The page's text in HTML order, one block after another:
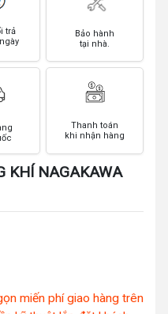
trả
Bảo hành
tại nhà.
Thanh toán
khi nhận hàng
KHÍ NAGAKAWA
miến phí giao hàng trên